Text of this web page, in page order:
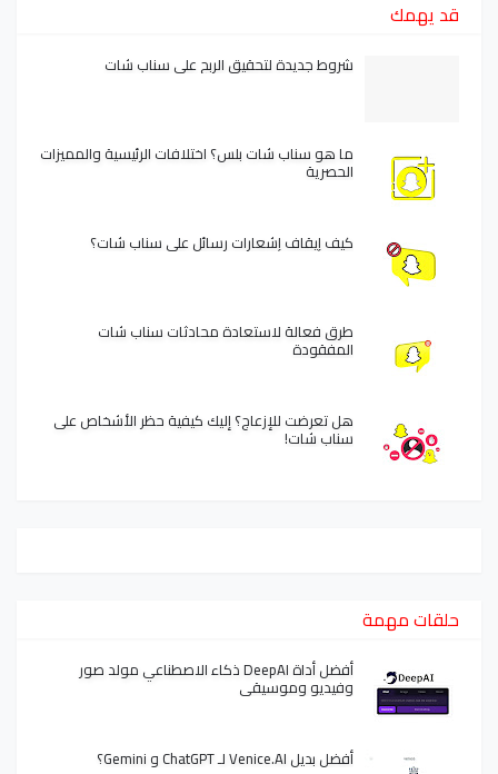
قد يهمك
شروط جديدة لتحقيق الربح على سناب شات
ما هو سناب شات بلس؟ اختلافات الرئيسية والمميزات
الحصرية
كيف إيقاف إشعارات رسائل على سناب شات؟
طرق فعالة لاستعادة محادثات سناب شات
المفقودة
هل تعرضت للإزعاج؟ إليك كيفية حظر الأشخاص على
سناب شات!
حلقات مهمة
أفضل أداة DeepAI ذكاء الاصطناعي مولد صور
وفيديو وموسيقى
أفضل بديل Venice.AI لـ ChatGPT و Gemini؟